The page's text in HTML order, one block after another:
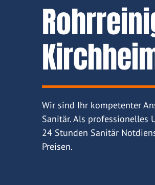
Wir sind Ihr kompetenter
Sanitär. Als professionelles
24 Stunden Sanitär
Preisen.